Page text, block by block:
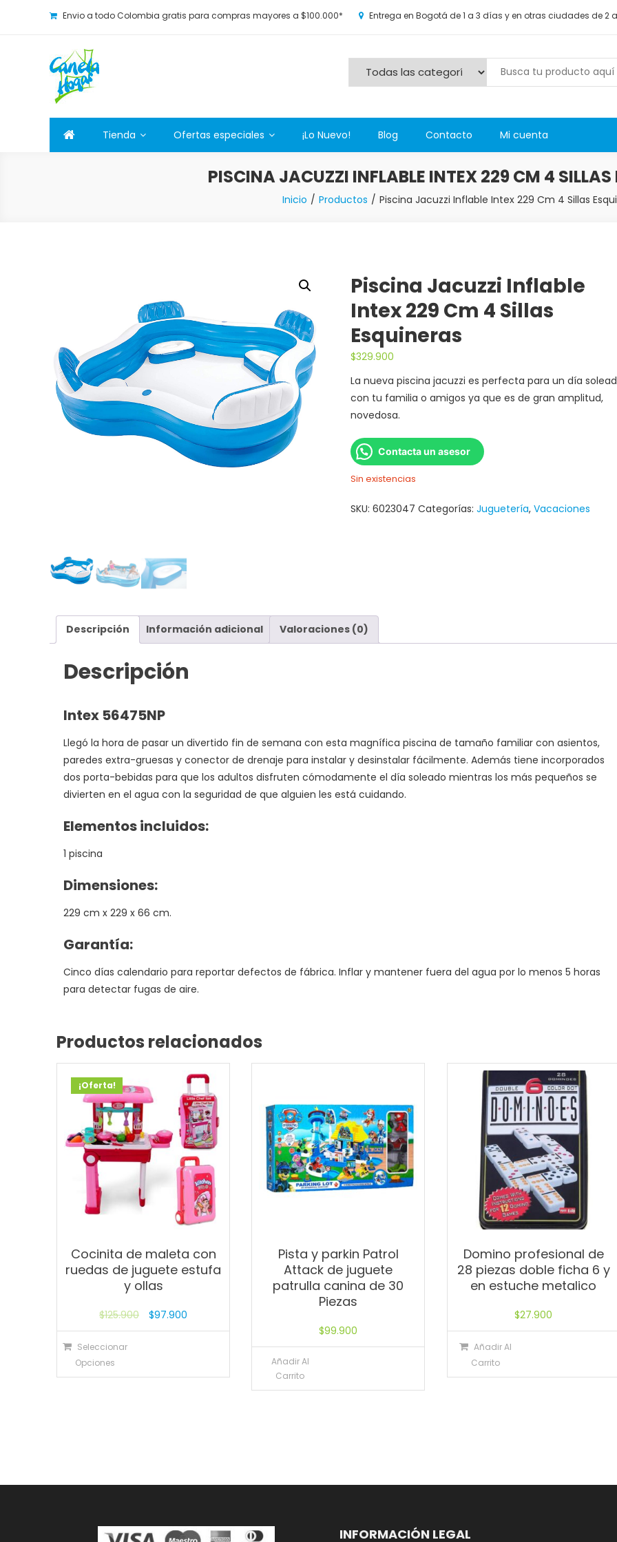
Envio a todo Colombia gratis para compras mayores a $100.000* Entrega en Bogotá de 1 a 3 días y en otras ciudades de 2
Canela Hogar
Tienda
Ofertas especiales ¡Lo Nuevo! Blog Contacto Mi cuenta
PISCINA JACUZZI INFLABLE INTEX 229 CM 4 SILLAS
Inicio Productos Piscina Jacuzzi Inflable Intex 229 Cm 4 Sillas
Piscina Jacuzzi Inflable
Intex 229 Cm 4 Sillas
Esquineras
$329.900
La nueva piscina jacuzzi es perfecta para un día
con tu familia o amigos ya que es de gran amplitud,
novedosa.
Contacta un asesor
Sin existencias
SKU: 6023047 Categorías: Juguetería, Vacaciones
Descripción Información adicional Valoraciones (0)
Descripción
Intex 56475NP
Llegó la hora de pasar un divertido fin de semana con esta magnífica piscina de tamaño familiar con asientos,
paredes extra-gruesas y conector de drenaje para instalar y desinstalar fácilmente. Además tiene incorporados
dos porta-bebidas para que los adultos disfruten cómodamente el día soleado mientras los más pequeños se
divierten en el agua con la seguridad de que alguien les está cuidando.
Elementos incluidos:
1 piscina
Dimensiones:
229 cm x 229 x 66 cm.
Garantía:
Cinco días calendario para reportar defectos de fábrica. Inflar y mantener fuera del agua por lo menos 5 horas
para detectar fugas de aire.
Productos relacionados
¡Oferta!
Cocinita de maleta con
ruedas de juguete estufa
y ollas
$125.900 $97.900
Seleccionar
Opciones
Pista y parkin Patrol
Attack de juguete
patrulla canina de 30
Piezas
$99.900
Añadir Al
Carrito
Domino profesional de
28 piezas doble ficha 6 y
en estuche metalico
$27.900
Añadir Al
Carrito
INFORMACIÓN LEGAL